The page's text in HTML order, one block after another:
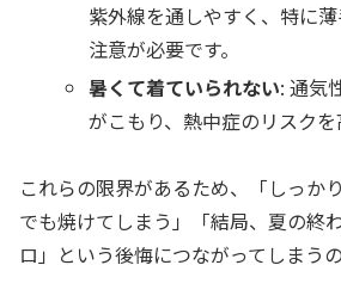
紫外線を通しやすく、特に
注意が必要です。
暑くて着ていられない: 通気
がこもり、熱中症のリスクを
これらの限界があるため、「しっか
でも焼けてしまう」「結局、夏の終
ロ」という後悔につながってしまうの